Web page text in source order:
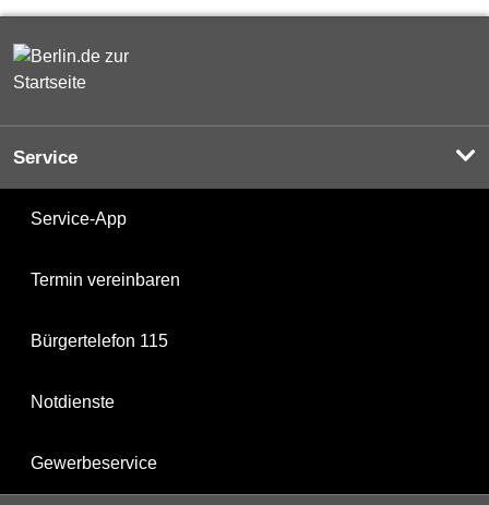
Service
Service-App
Termin vereinbaren
Bürgertelefon 115
Notdienste
Gewerbeservice